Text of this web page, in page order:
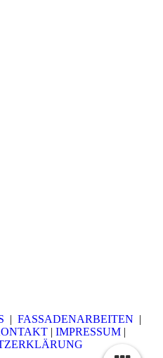
| FASSADENARBEITEN |
| IMPRESSUM|